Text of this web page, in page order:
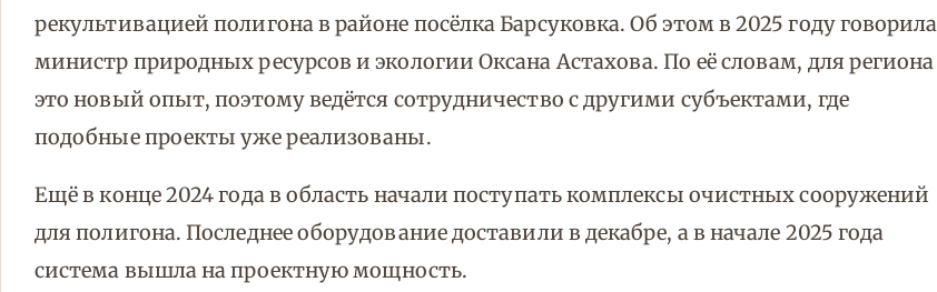
рекультивацией полигона в районе посёлка Барсуковка. Об этом в 2025 году говорила
министр природных ресурсов и экологии Оксана Астахова. По её словам, для региона
это новый опыт, поэтому ведётся сотрудничество с другими субъектами, где
подобные проекты уже реализованы.
Ещё в конце 2024 года в область начали поступать комплексы очистных сооружений
для полигона. Последнее оборудование доставили в декабре, а в начале 2025 года
система вышла на проектную мощность.